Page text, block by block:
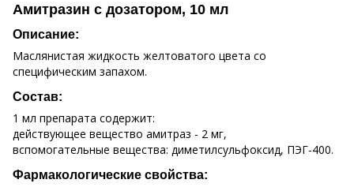
Амитразин с дозатором, 10 мл
Описание:
Маслянистая жидкость желтоватого цвета со
специфическим запахом.
Состав:
1 мл препарата содержит:
действующее вещество амитраз - 2 мг,
вспомогательные вещества: диметилсульфоксид, ПЭГ-400.
Фармакологические свойства: